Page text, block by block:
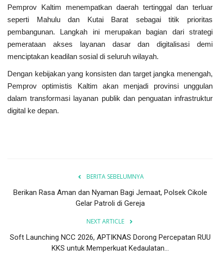
Pemprov Kaltim menempatkan daerah tertinggal dan terluar
seperti Mahulu dan Kutai Barat sebagai titik prioritas
pembangunan. Langkah ini merupakan bagian dari strategi
pemerataan akses layanan dasar dan digitalisasi demi
menciptakan keadilan sosial di seluruh wilayah.
Dengan kebijakan yang konsisten dan target jangka menengah,
Pemprov optimistis Kaltim akan menjadi provinsi unggulan
dalam transformasi layanan publik dan penguatan infrastruktur
digital ke depan.
BERITA SEBELUMNYA
Berikan Rasa Aman dan Nyaman Bagi Jemaat, Polsek Cikole
Gelar Patroli di Gereja
NEXT ARTICLE
Soft Launching NCC 2026, APTIKNAS Dorong Percepatan RUU
KKS untuk Memperkuat Kedaulatan...